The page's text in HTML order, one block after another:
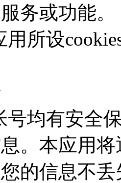
务或功能。
用所设
号均有安全
。本应用
的信息不